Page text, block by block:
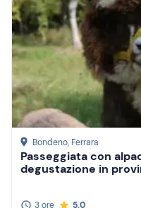
Bondeno, Ferrara
Passeggiata con
degustazione in
3 ore 5.0